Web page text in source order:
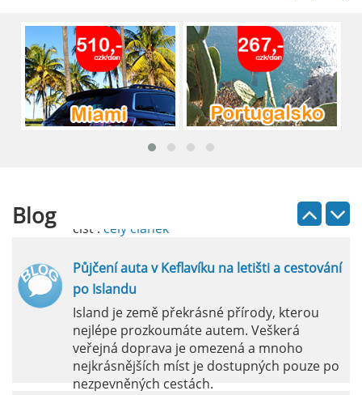
Blog
brána do regionu Costa Blanca, se nachází
přibližně 9 km od centra Alicante.
číst :celý článek
Pronájem auta na letišti Lefkada: Kompletní
průvodce
Půjčení auta na letišti Lefkada je skvělý
číst : celý článek
Půjčení auta v Keflavíku na letišti a cestování
po Islandu
Island je země překrásné přírody, kterou
nejlépe prozkoumáte autem. Veškerá
veřejná doprava je omezená a mnoho
nejkrásnějších míst je dostupných pouze po
nezpevněných cestách.